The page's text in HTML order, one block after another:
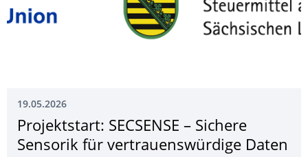
19.05.2026
Projektstart: SECSENSE – Sichere
Sensorik für vertrauenswürdige Daten